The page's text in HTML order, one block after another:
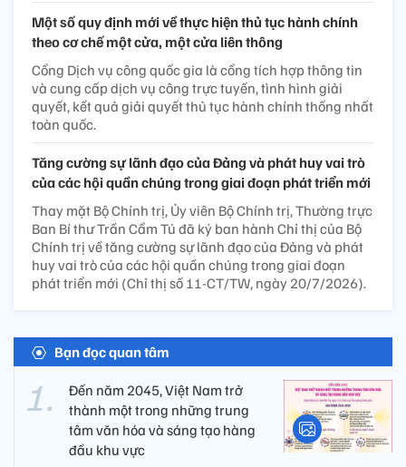
Một số quy định mới về thực hiện thủ tục hành chính
theo cơ chế một cửa, một cửa liên thông
Cổng Dịch vụ công quốc gia là cổng tích hợp thông tin
và cung cấp dịch vụ công trực tuyến, tình hình giải
quyết, kết quả giải quyết thủ tục hành chính thống nhất
toàn quốc.
Tăng cường sự lãnh đạo của Đảng và phát huy vai trò
của các hội quần chúng trong giai đoạn phát triển mới
Thay mặt Bộ Chính trị, Ủy viên Bộ Chính trị, Thường trực
Ban Bí thư Trần Cẩm Tú đã ký ban hành Chỉ thị của Bộ
Chính trị về tăng cường sự lãnh đạo của Đảng và phát
huy vai trò của các hội quần chúng trong giai đoạn
phát triển mới (Chỉ thị số 11-CT/TW, ngày 20/7/2026).
Bạn đọc quan tâm
Đến năm 2045, Việt Nam trở
thành một trong những trung
tâm văn hóa và sáng tạo hàng
đầu khu vực